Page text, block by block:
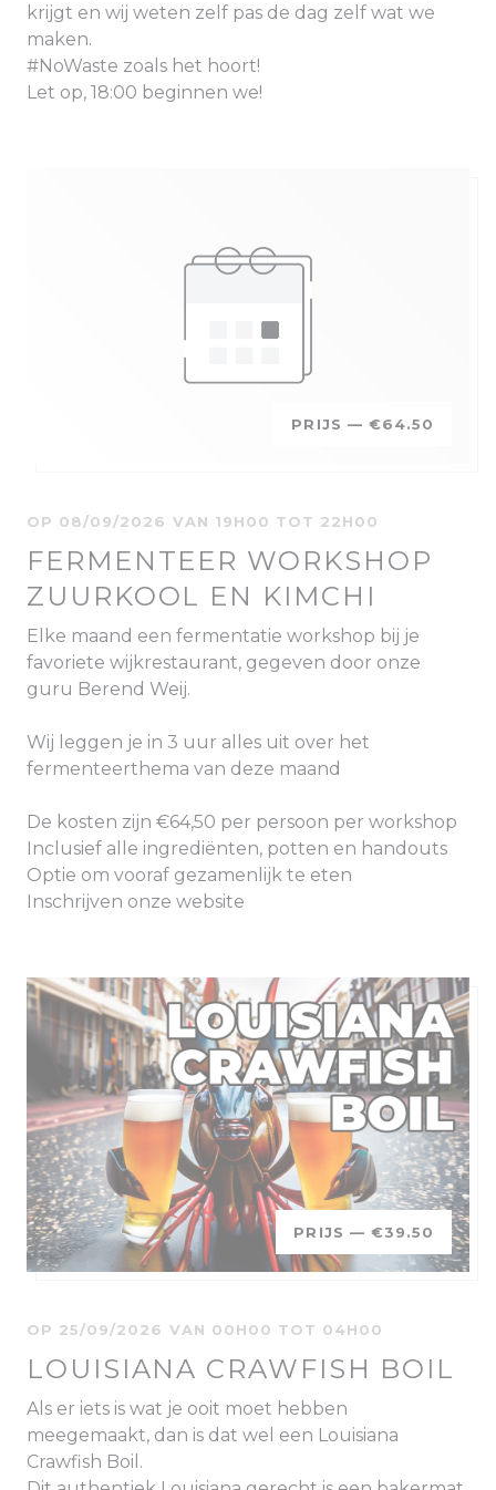
krijgt en wij weten zelf pas de dag zelf wat we
maken.
#NoWaste zoals het hoort!
Let op, 18:00 beginnen we!
PRIJS — €64.50
OP 08/09/2026 VAN 19H00 TOT 22H00
FERMENTEER WORKSHOP
ZUURKOOL EN KIMCHI
Elke maand een fermentatie workshop bij je
favoriete wijkrestaurant, gegeven door onze
guru Berend Weij.
Wij leggen je in 3 uur alles uit over het
fermenteerthema van deze maand
De kosten zijn €64,50 per persoon per workshop
Inclusief alle ingrediënten, potten en handouts
Optie om vooraf gezamenlijk te eten
Inschrijven onze website
PRIJS — €39.50
OP 25/09/2026 VAN 00H00 TOT 04H00
LOUISIANA CRAWFISH BOIL
Als er iets is wat je ooit moet hebben
meegemaakt, dan is dat wel een Louisiana
Crawfish Boil.